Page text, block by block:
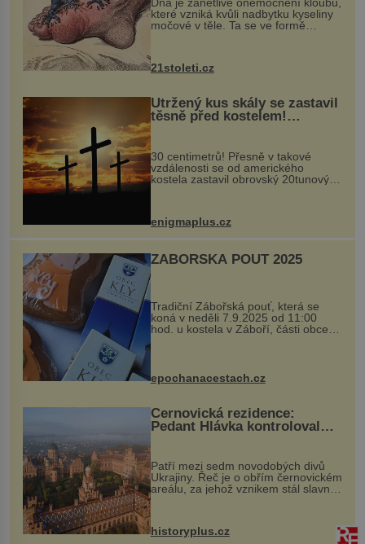
které vzniká kvůli nadbytku kyseliny
močové v těle. Ta se ve formě
nohou, a způsobuje bole...
21stoleti.cz
Utržený kus skály se zastavil
těsně před kostelem!
Ochránila ho boží síla?
30 centimetrů! Přesně v takové
vzdálenosti se od amerického
kostela zastavil obrovský 20tunový
...
enigmaplus.cz
ZÁBOŘSKÁ POUŤ 2025
Tradiční Zábořská pouť, která se
koná v neděli 7.9.2025 od 11:00
hod. u kostela v Záboří, části obce
Kly u Mělníka. V programu naleznete
komentovanou prohlídku kostela,
epochanacestach.cz
Černovická rezidence:
Pedant Hlávka kontroloval
Patří mezi sedm novodobých divů
Ukrajiny. Řeč je o obřím černovickém
areálu, za jehož vznikem stál slavný
český architekt Josef Hlávka. Ten si
na něm dal mimořádně záležet. Jeho
stavební plány by při ...
historyplus.cz